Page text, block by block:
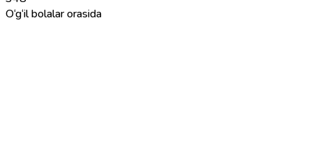
O‘g‘il bolalar orasida